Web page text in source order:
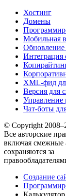
Хостинг
Домены
Мобильная
Обновление
Интеграция
XML-фид
Версия для
Управление
Чат-боты
© Copyright
Все авторские
включая смежные
сохраняются за
Создание